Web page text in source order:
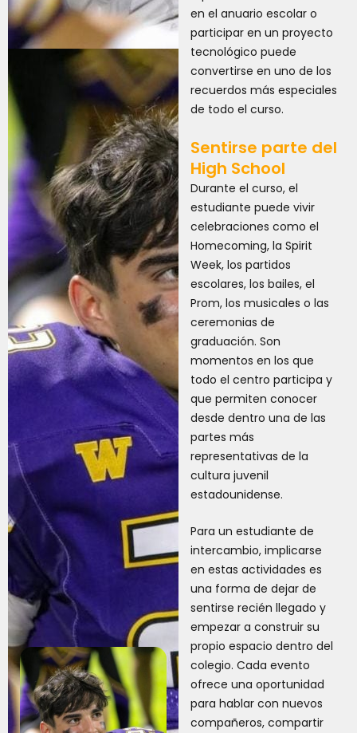
en el anuario escolar o
participar en un proyecto
tecnológico puede
convertirse en uno de los
recuerdos más especiales
de todo el curso.
Sentirse parte del
High School
Durante el curso, el
estudiante puede vivir
celebraciones como el
Homecoming, la Spirit
Week, los partidos
escolares, los bailes, el
Prom, los musicales o las
ceremonias de
graduación. Son
momentos en los que
todo el centro participa y
que permiten conocer
desde dentro una de las
partes más
representativas de la
cultura juvenil
estadounidense.
Para un estudiante de
intercambio, implicarse
en estas actividades es
una forma de dejar de
sentirse recién llegado y
empezar a construir su
propio espacio dentro del
colegio. Cada evento
ofrece una oportunidad
para hablar con nuevos
compañeros, compartir